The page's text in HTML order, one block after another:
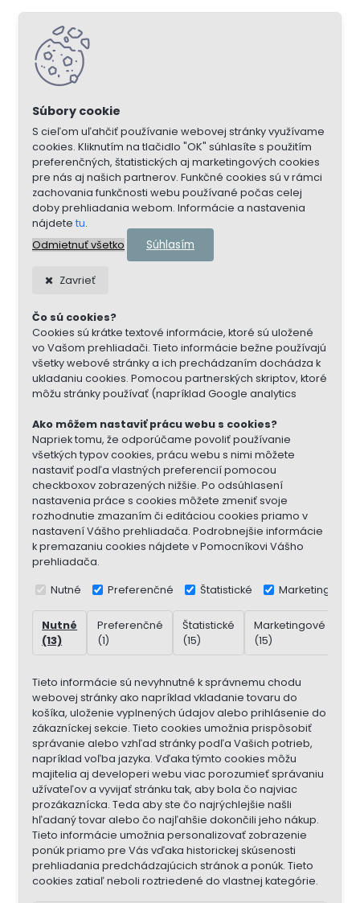
S cieľom uľahčiť používanie webovej stránky využívame
cookies. Kliknutím na tlačidlo "OK" súhlasíte s použitím
preferenčných, štatistických aj marketingových cookies
pre nás aj našich partnerov. Funkčné cookies sú v rámci
zachovania funkčnosti webu používané počas celej
doby prehliadania webom. Informácie a nastavenia
nájdete tu.
Odmietnuť všetko
Súhlasím
Zavrieť
Čo sú cookies?
Cookies sú krátke textové informácie, ktoré sú uložené
vo Vašom prehliadači. Tieto informácie bežne používajú
všetky webové stránky a ich prechádzaním dochádza k
ukladaniu cookies. Pomocou partnerských skriptov, ktoré
môžu stránky používať (napríklad Google analytics
Ako môžem nastaviť prácu webu s cookies?
Napriek tomu, že odporúčame povoliť používanie
všetkých typov cookies, prácu webu s nimi môžete
nastaviť podľa vlastných preferencií pomocou
checkboxov zobrazených nižšie. Po odsúhlasení
nastavenia práce s cookies môžete zmeniť svoje
rozhodnutie zmazaním či editáciou cookies priamo v
nastavení Vášho prehliadača. Podrobnejšie informácie
k premazaniu cookies nájdete v Pomocníkovi Vášho
prehliadača.
Nutné Preferenčné Štatistické Marketingové
Nutné
(13)
Preferenčné
(1)
Štatistické
(15)
Marketingové
(15)
Tieto informácie sú nevyhnutné k správnemu chodu
webovej stránky ako napríklad vkladanie tovaru do
košíka, uloženie vyplnených údajov alebo prihlásenie do
zákazníckej sekcie. Tieto cookies umožnia prispôsobiť
správanie alebo vzhľad stránky podľa Vašich potrieb,
napríklad voľba jazyka. Vďaka týmto cookies môžu
majitelia aj developeri webu viac porozumieť správaniu
užívateľov a vyvijať stránku tak, aby bola čo najviac
prozákaznícka. Teda aby ste čo najrýchlejšie našli
hľadaný tovar alebo čo najľahšie dokončili jeho nákup.
Tieto informácie umožnia personalizovať zobrazenie
ponúk priamo pre Vás vďaka historickej skúsenosti
prehliadania predchádzajúcich stránok a ponúk. Tieto
cookies zatiaľ neboli roztriedené do vlastnej kategórie.